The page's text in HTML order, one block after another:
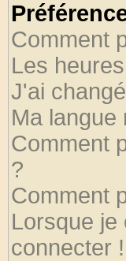
Comment
Les
J'ai
Ma langue
Comment
?
Comment
Lorsque je
connecter !